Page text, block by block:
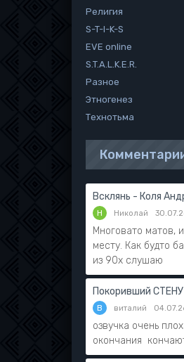
Религия
S-T-I-K-S
EVE online
S.T.A.L.K.E.R.
Разное
Этногенез
Технотьма
Всклянь - Коля
Н Николай
Многовато матов,
месту. Как будто
из 90х слушаю
В виталий
озвучка очень
окончания